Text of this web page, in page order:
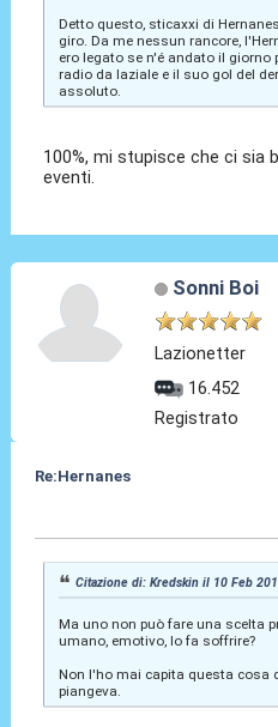
Detto questo, sticaxxi di
giro. Da me nessun rancore,
ero legato se n'é andato il
radio da laziale e il suo gol del
assoluto.
100%, mi stupisce che ci sia
eventi.
Sonni Boi
Lazionetter
16.452
Registrato
Re:Hernanes
Citazione di: Kredskin il 10 Feb
Ma uno non può fare una scelta
umano, emotivo, lo fa soffrire?
Non l'ho mai capita questa cosa
piangeva.